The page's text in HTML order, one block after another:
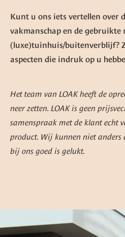
Kunt u ons iets vertellen over
vakmanschap en de
(luxe)tuinhuis/buitenverblijf?
aspecten die indruk op u
Het team van LOAK heeft de
neer zetten. LOAK is geen
samenspraak met de klant echt
product. Wij kunnen niet anders
bij ons goed is gelukt.